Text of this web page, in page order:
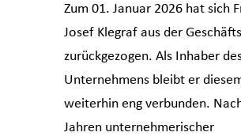
Zum 01. Januar 2026 hat sich
Josef Klegraf aus der
zurückgezogen. Als Inhaber
Unternehmens bleibt er
weiterhin eng verbunden.
Jahren unternehmerischer